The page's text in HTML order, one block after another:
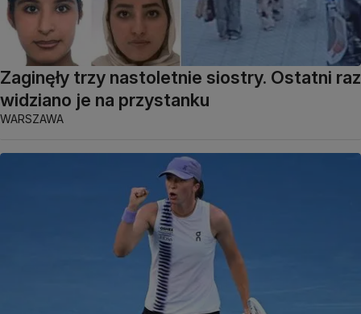
Zaginęły trzy nastoletnie siostry. Ostatni raz
widziano je na przystanku
WARSZAWA